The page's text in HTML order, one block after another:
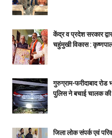
केंद्र व प्रदेश सरकार
चहुंमुखी विकास :
गुरुग्राम-फरीदाबाद
पुलिस ने बचाई चालक
जिला लोक संपर्क एवं